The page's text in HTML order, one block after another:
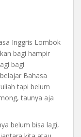
Inggris Lombok
bagi hampir
bagi
Bahasa
tapi belum
taunya aja
belum bisa lagi,